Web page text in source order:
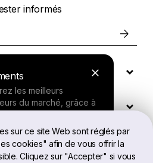
sur ce site Web sont réglés par
cookies" afin de vous offrir la
Cliquez sur "Accepter" si vous
les meilleurs
du marché, grâce à
recherche
informés
FR